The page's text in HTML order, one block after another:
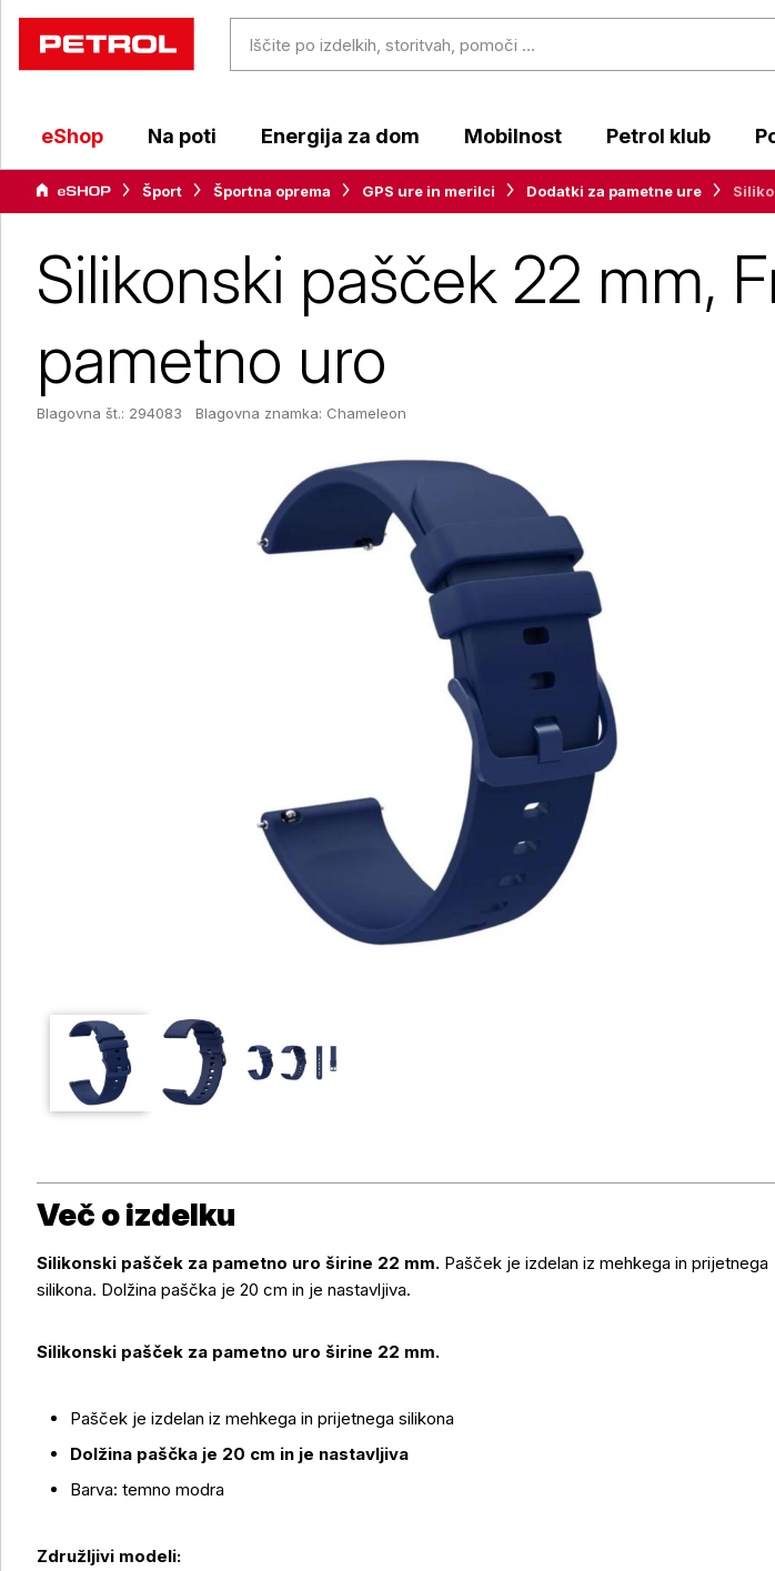
eShop Na poti Energija za dom Mobilnost Petrol klub
Šport Športna oprema GPS ure in merilci Dodatki za pametne ure
Silikonski pašček 22 mm,
pametno uro
Blagovna št.: 294083 Blagovna znamka: Chameleon
Več o izdelku
Več o izdelku
Silikonski pašček za pametno uro širine 22 mm. Pašček je izdelan iz mehkega in prijetnega
silikona. Dolžina paščka je 20 cm in je nastavljiva.
Silikonski pašček za pametno uro širine 22 mm.
Pašček je izdelan iz mehkega in prijetnega silikona
Dolžina paščka je 20 cm in je nastavljiva
Barva: temno modra
Združljivi modeli: